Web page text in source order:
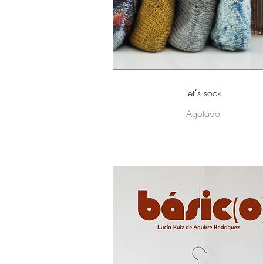
Vista rápida
Let´s sock
Agotado